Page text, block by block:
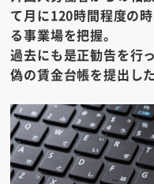
て月に120時間程度の
る事業場を把握。
過去にも是正勧告を行
偽の賃金台帳を提出し